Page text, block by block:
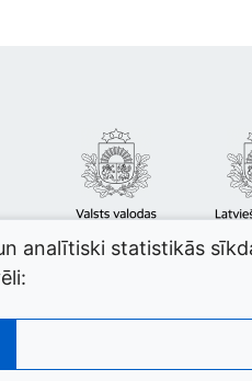
analītiski statistikās